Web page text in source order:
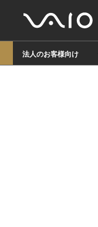
法人のお客様向け